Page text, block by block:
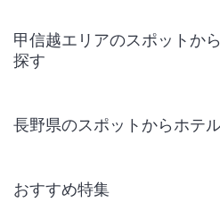
甲信越エリアのスポットか
探す
長野県のスポットからホテ
おすすめ特集